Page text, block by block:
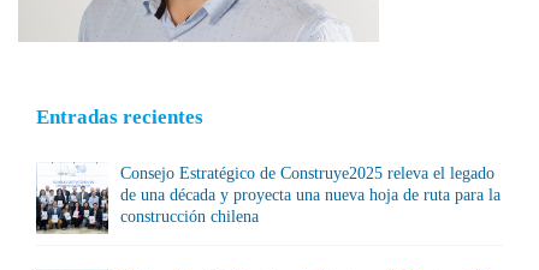
Entradas recientes
Consejo Estratégico de Construye2025 releva el legado
de una década y proyecta una nueva hoja de ruta para la
construcción chilena